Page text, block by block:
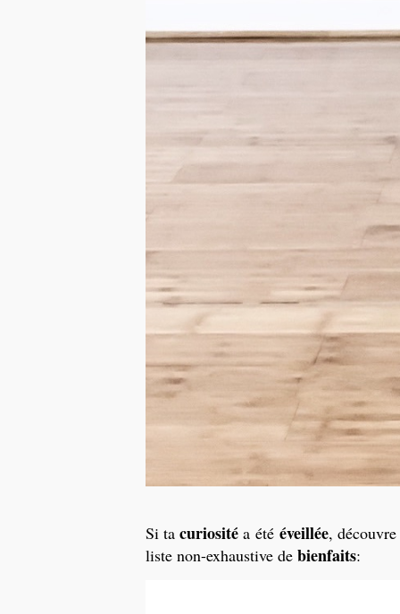
Si ta curiosité a été éveillée,
liste non-exhaustive de bienfaits: